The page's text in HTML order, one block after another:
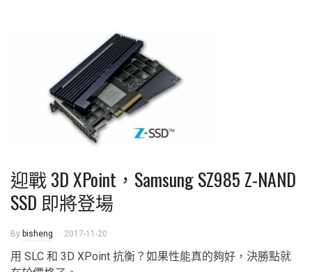
迎戰 3D XPoint，Samsung SZ985 Z-NAND
SSD 即將登場
By bisheng 2017-11-20
用 SLC 和 3D XPoint 抗衡？如果性能真的夠好，決勝點就